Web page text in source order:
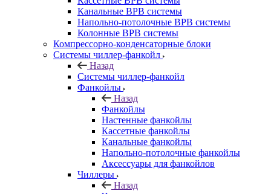
Канальные ВРВ системы
Напольно-потолочные ВРВ системы
Колонные ВРВ системы
Компрессорно-конденсаторные блоки
Системы чиллер-фанкойл
Назад
Системы чиллер-фанкойл
Фанкойлы
Назад
Фанкойлы
Настенные фанкойлы
Кассетные фанкойлы
Канальные фанкойлы
Напольно-потолочные фанкойлы
Аксессуары для фанкойлов
Чиллеры
Назад